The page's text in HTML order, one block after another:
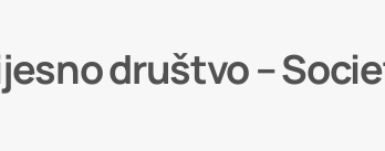
društvo –